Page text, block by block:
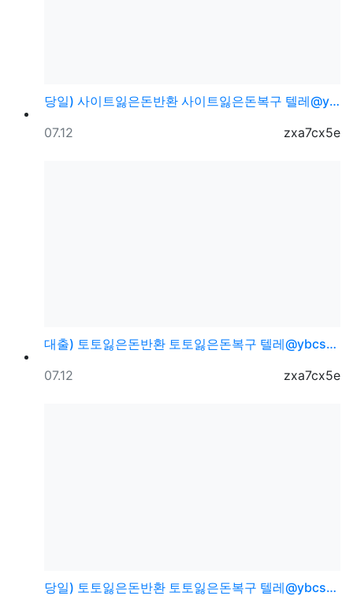
당일) 사이트잃은돈반환 사이트잃은돈복구 텔레@ybcs2…
등록자
zxa7cx5e
등록일
07.12
대출) 토토잃은돈반환 토토잃은돈복구 텔레@ybcs24
등록자
zxa7cx5e
등록일
07.12
당일) 토토잃은돈반환 토토잃은돈복구 텔레@ybcs24